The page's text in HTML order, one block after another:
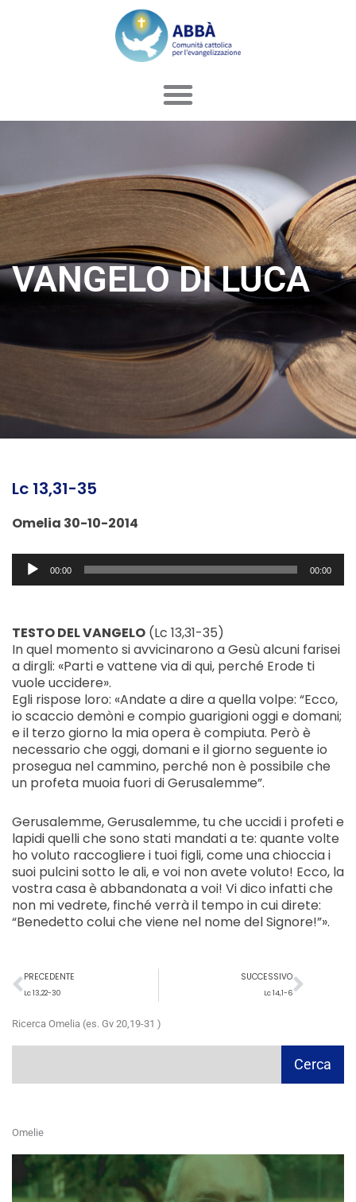
VANGELO DI LUCA
Lc 13,31-35
Omelia 30-10-2014
Audio
Player00:00 00:00
TESTO DEL VANGELO (Lc 13,31-35)
In quel momento si avvicinarono a Gesù alcuni farisei
a dirgli: «Parti e vattene via di qui, perché Erode ti
vuole uccidere».
Egli rispose loro: «Andate a dire a quella volpe: “Ecco,
io scaccio demòni e compio guarigioni oggi e domani;
e il terzo giorno la mia opera è compiuta. Però è
necessario che oggi, domani e il giorno seguente io
prosegua nel cammino, perché non è possibile che
un profeta muoia fuori di Gerusalemme”.
Gerusalemme, Gerusalemme, tu che uccidi i profeti e
lapidi quelli che sono stati mandati a te: quante volte
ho voluto raccogliere i tuoi figli, come una chioccia i
suoi pulcini sotto le ali, e voi non avete voluto! Ecco, la
vostra casa è abbandonata a voi! Vi dico infatti che
non mi vedrete, finché verrà il tempo in cui direte:
“Benedetto colui che viene nel nome del Signore!”».
Precedente
PRECEDENTE
Lc 13,22-30
SUCCESSIVO
Lc 14,1-6
Ricerca Omelia (es. Gv 20,19-31 )
Cerca
Omelie